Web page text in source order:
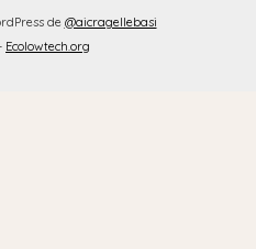
de @aicragellebasi
Ecolowtech.org